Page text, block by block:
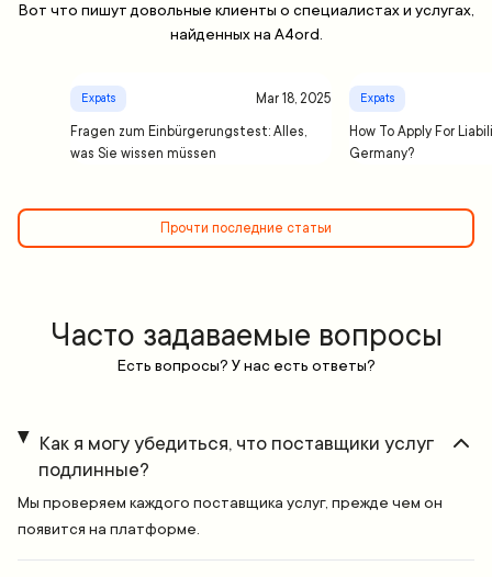
Вот что пишут довольные клиенты о специалистах и услугах,
найденных на A4ord.
Expats Mar 18, 2025
Fragen zum Einbürgerungstest: Alles,
was Sie wissen müssen
Expats
How To Apply For
Germany?
Прочти последние статьи
Часто задаваемые вопросы
Есть вопросы? У нас есть ответы?
Как я могу убедиться, что поставщики услуг
подлинные?
Мы проверяем каждого поставщика услуг, прежде чем он
появится на платформе.